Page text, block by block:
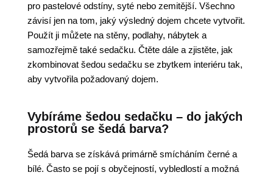
pro pastelové odstíny, syté nebo zemitější. Všechno
závisí jen na tom, jaký výsledný dojem chcete vytvořit.
Použít ji můžete na stěny, podlahy, nábytek a
samozřejmě také sedačku. Čtěte dále a zjistěte, jak
zkombinovat šedou sedačku se zbytkem interiéru tak,
aby vytvořila požadovaný dojem.
Vybíráme šedou sedačku – do jakých
prostorů se šedá barva?
Šedá barva se získává primárně smícháním černé a
bílé. Často se pojí s obyčejností, vybledlostí a možná